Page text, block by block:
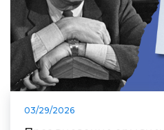
03/29/2026